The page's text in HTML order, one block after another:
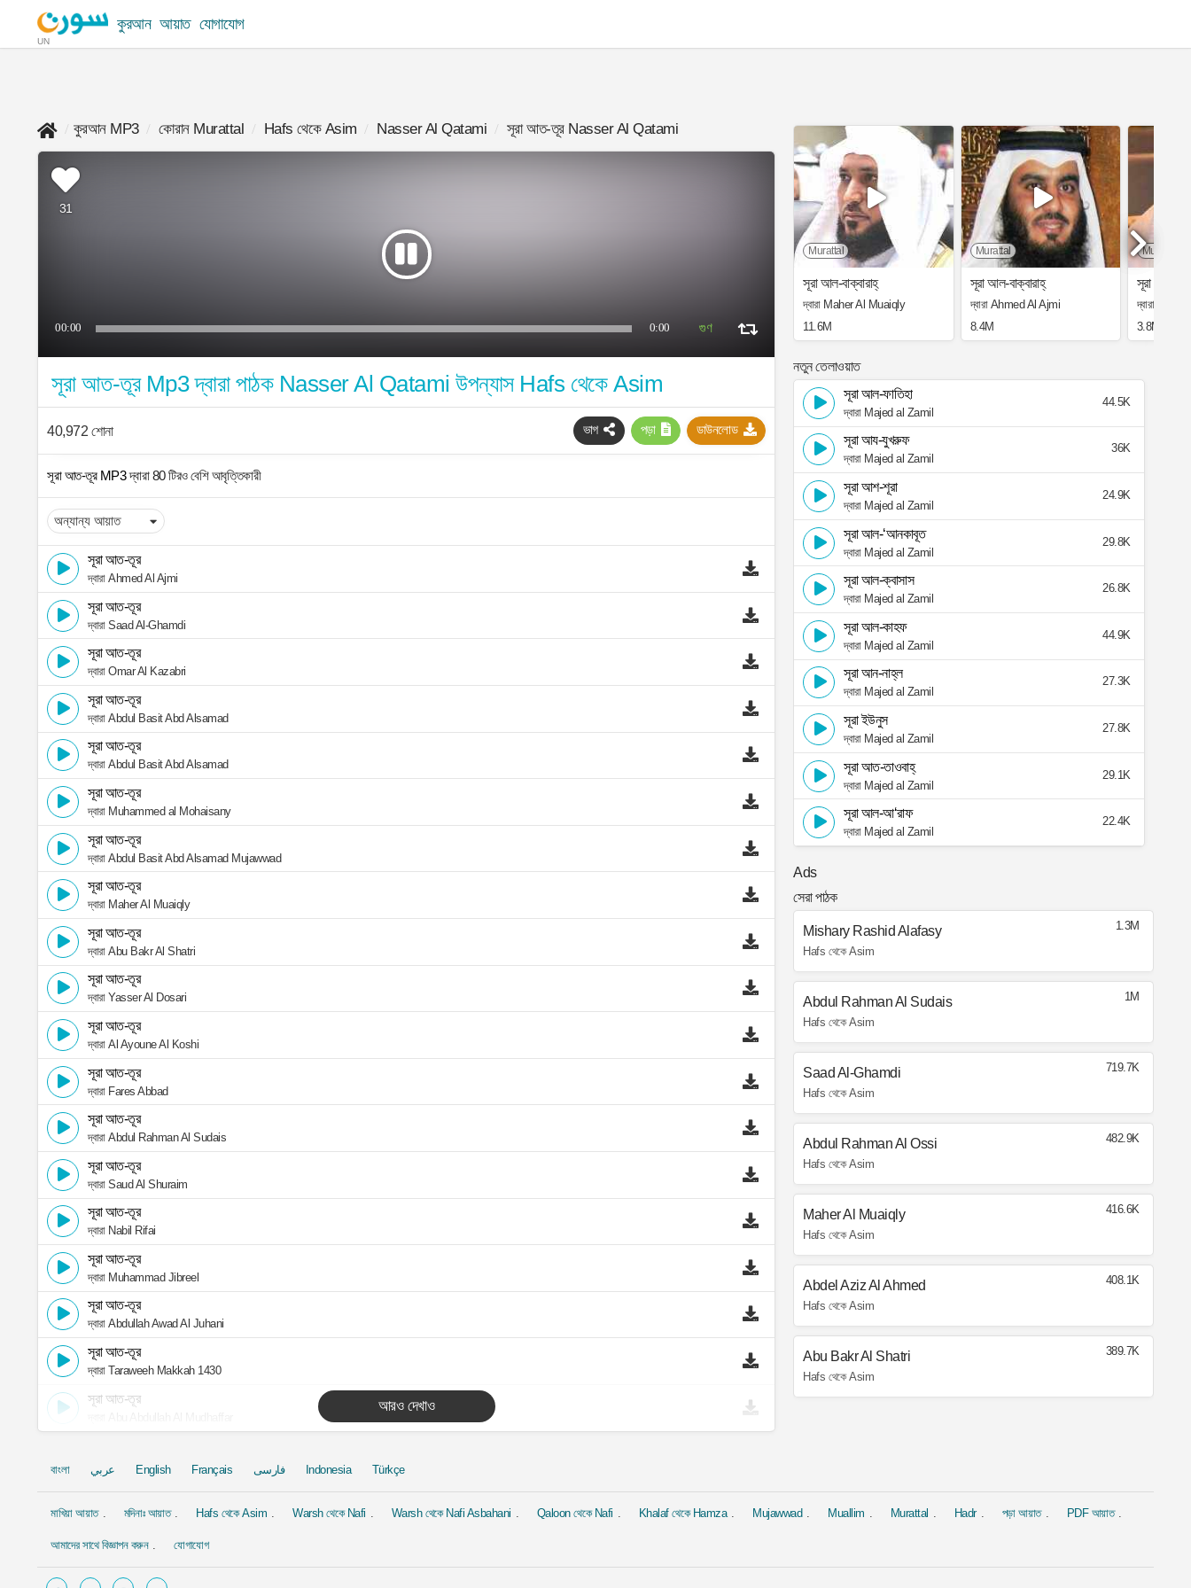
UN
কুরআন আয়াত যোগাযোগ
কুরআন MP3 কোরান Murattal Hafs থেকে Asim Nasser Al Qatami সূরা আত-তূর Nasser Al Qatami
31
00:00 0:00
সূরা আত-তূর Mp3 দ্বারা পাঠক Nasser Al Qatami উপন্যাস Hafs থেকে Asim
40,972 শোনা ডাউনলোড
পড়া
ভাগ
সূরা আত-তূর MP3দ্বারা 80 টিরও বেশি আবৃত্তিকারী
সূরা আত-তূর
দ্বারা Ahmed Al Ajmi
সূরা আত-তূর
দ্বারা Saad Al-Ghamdi
সূরা আত-তূর
দ্বারা Omar Al Kazabri
সূরা আত-তূর
দ্বারা Abdul Basit Abd Alsamad
সূরা আত-তূর
দ্বারা Abdul Basit Abd Alsamad
সূরা আত-তূর
দ্বারা Muhammed al Mohaisany
সূরা আত-তূর
দ্বারা Abdul Basit Abd Alsamad Mujawwad
সূরা আত-তূর
দ্বারা Maher Al Muaiqly
সূরা আত-তূর
দ্বারা Abu Bakr Al Shatri
সূরা আত-তূর
দ্বারা Yasser Al Dosari
সূরা আত-তূর
দ্বারা Al Ayoune Al Koshi
সূরা আত-তূর
দ্বারা Fares Abbad
সূরা আত-তূর
দ্বারা Abdul Rahman Al Sudais
সূরা আত-তূর
দ্বারা Saud Al Shuraim
সূরা আত-তূর
দ্বারা Nabil Rifai
সূরা আত-তূর
দ্বারা Muhammad Jibreel
সূরা আত-তূর
দ্বারা Abdullah Awad Al Juhani
সূরা আত-তূর
দ্বারা Taraweeh Makkah 1430
সূরা আত-তূর আরও দেখাও
Murattal
সূরা আল-বাক্বারাহ্
দ্বারা Maher Al Muaiqly
11.6M
Murattal
সূরা আল-বাক্বারাহ্
দ্বারা Ahmed Al Ajmi
8.4M
Murattal
সূরা আল-
দ্বারা Saad
3.8M
নতুন তেলাওয়াত
সূরা আল-ফাতিহা
দ্বারা Majed al Zamil
44.5K
সূরা আয-যুখরুফ
দ্বারা Majed al Zamil
36K
সূরা আশ-শূরা
দ্বারা Majed al Zamil
24.9K
সূরা আল-‘আনকাবূত
দ্বারা Majed al Zamil
29.8K
সূরা আল-ক্বাসাস
দ্বারা Majed al Zamil
26.8K
সূরা আল-কাহফ
দ্বারা Majed al Zamil
44.9K
সূরা আন-নাহ্‌ল
দ্বারা Majed al Zamil
27.3K
সূরা ইউনুস
দ্বারা Majed al Zamil
27.8K
সূরা আত-তাওবাহ্
দ্বারা Majed al Zamil
29.1K
সূরা আল-আ‘রাফ
দ্বারা Majed al Zamil
22.4K
Ads
সেরা পাঠক
Mishary Rashid Alafasy
Hafs থেকে Asim
1.3M
Abdul Rahman Al Sudais
Hafs থেকে Asim
1M
Saad Al-Ghamdi
Hafs থেকে Asim
719.7K
Abdul Rahman Al Ossi
Hafs থেকে Asim
482.9K
Maher Al Muaiqly
Hafs থেকে Asim
416.6K
Abdel Aziz Al Ahmed
Hafs থেকে Asim
408.1K
Abu Bakr Al Shatri
Hafs থেকে Asim
389.7K
বাংলা عربي English Français فارسی Indonesia Türkçe
মাখিয়া আয়াত মদিনাঃ আয়াত Hafs থেকে Asim Warsh থেকে Nafi Warsh থেকে Nafi Asbahani Qaloon থেকে Nafi Khalaf থেকে Hamza Mujawwad Muallim Murattal Hadr পড়া আয়াত PDF আয়াত
আমাদের সাথে বিজ্ঞাপন করুন যোগাযোগ